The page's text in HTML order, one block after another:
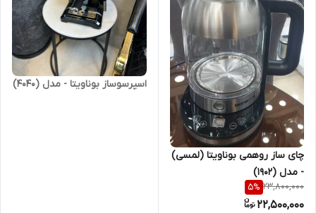
چای ساز روهمی بوناویتا (لمسی)
- مدل (1902)
23,800,000
5%
22,500,000
اسپرسوساز بوناویتا - مدل (4040)